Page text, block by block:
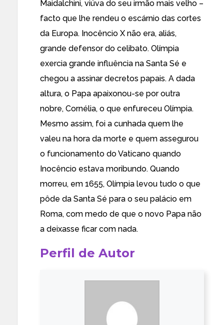
Maidalchini, viúva do seu irmão mais velho –
facto que lhe rendeu o escárnio das cortes
da Europa. Inocêncio X não era, aliás,
grande defensor do celibato. Olímpia
exercia grande influência na Santa Sé e
chegou a assinar decretos papais. A dada
altura, o Papa apaixonou-se por outra
nobre, Cornélia, o que enfureceu Olímpia.
Mesmo assim, foi a cunhada quem lhe
valeu na hora da morte e quem assegurou
o funcionamento do Vaticano quando
Inocêncio estava moribundo. Quando
morreu, em 1655, Olímpia levou tudo o que
pôde da Santa Sé para o seu palácio em
Roma, com medo de que o novo Papa não
a deixasse ficar com nada.
Perfil de Autor